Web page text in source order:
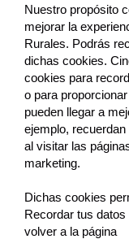
Nuestro propósito
mejorar la
Rurales. Podrás
dichas cookies.
cookies para
o para
pueden llegar a
ejemplo,
al visitar las
marketing.
Dichas cookies
Recordar tus
volver a la página